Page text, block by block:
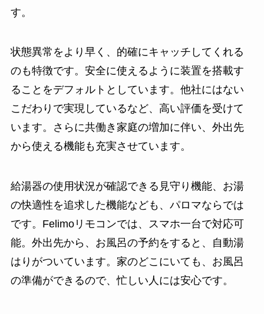
す。
状態異常をより早く、的確にキャッチしてくれる
のも特徴です。安全に使えるように装置を搭載す
ることをデフォルトとしています。他社にはない
こだわりで実現しているなど、高い評価を受けて
います。さらに共働き家庭の増加に伴い、外出先
から使える機能も充実させています。
給湯器の使用状況が確認できる見守り機能、お湯
の快適性を追求した機能なども、パロマならでは
です。Felimoリモコンでは、スマホ一台で対応可
能。外出先から、お風呂の予約をすると、自動湯
はりがついています。家のどこにいても、お風呂
の準備ができるので、忙しい人には安心です。